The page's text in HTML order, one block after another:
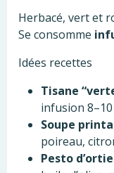
Herbacé, vert et
Se consomme
Idées recettes
Tisane
infusion
Soupe
poireau,
Pesto d’ortie